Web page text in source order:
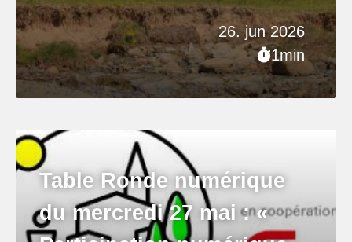
26. jun 2026
1min
Table Ronde numérique
du mercredi 27 mai : «